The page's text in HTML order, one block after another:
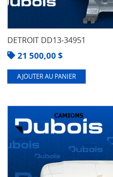
DETROIT DD13-34951
21 500,00 $
AJOUTER AU PANIER